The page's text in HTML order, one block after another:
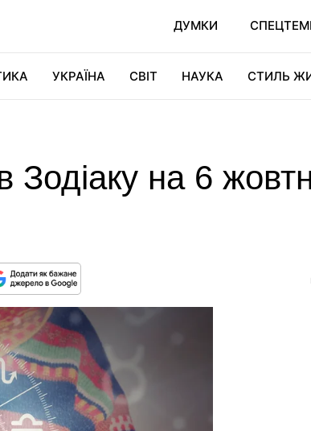
ДУМКИ
УКРАЇНА СВІТ НАУКА СТИЛЬ
Зодіаку на 6